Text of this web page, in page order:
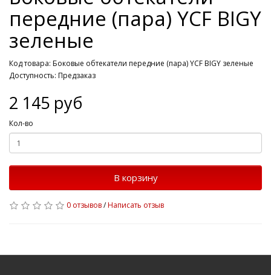
передние (пара) YCF BIGY
зеленые
Код товара: Боковые обтекатели передние (пара) YCF BIGY зеленые
Доступность: Предзаказ
2 145 руб
Кол-во
В корзину
0 отзывов/Написать отзыв